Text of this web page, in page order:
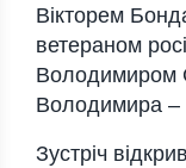
Вікторем
ветераном
Володимира –
Зустріч